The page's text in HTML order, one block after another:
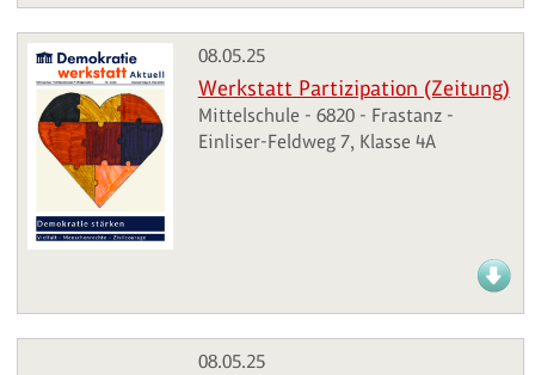
08.05.25
Werkstatt Partizipation (Zeitung)
Mittelschule - 6820 - Frastanz -
Einliser-Feldweg 7, Klasse 4A
08.05.25